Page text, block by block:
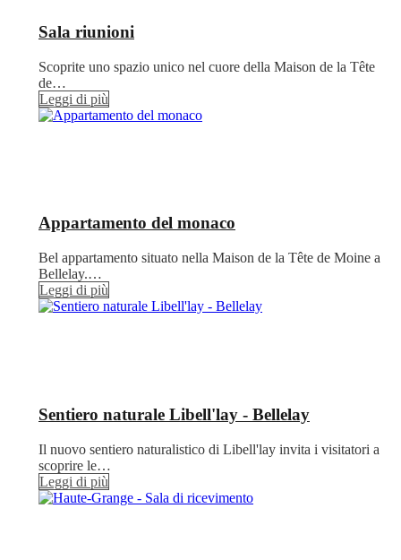
Sala riunioni
Scoprite uno spazio unico nel cuore della Maison de la Tête
de…
Leggi di più
Appartamento del monaco
Bel appartamento situato nella Maison de la Tête de Moine a
Bellelay.…
Leggi di più
Sentiero naturale Libell'lay - Bellelay
Il nuovo sentiero naturalistico di Libell'lay invita i visitatori a
scoprire le…
Leggi di più